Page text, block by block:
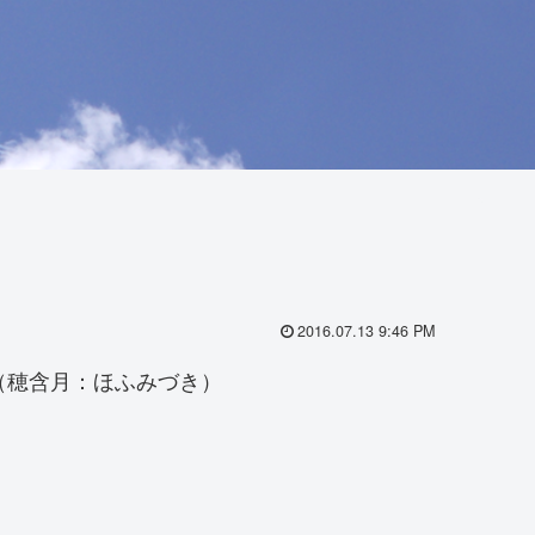
2016.07.13 9:46 PM
含月：ほふみづき）